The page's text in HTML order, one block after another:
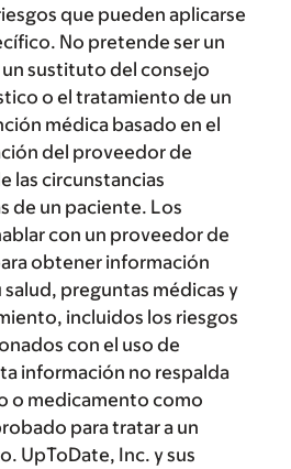
que pueden aplicarse
No pretende ser un
sustituto del consejo
o el tratamiento de un
médica basado en el
del proveedor de
las circunstancias
de un paciente. Los
con un proveedor de
obtener información
preguntas médicas y
incluidos los riesgos
con el uso de
información no respalda
o medicamento como
para tratar a un
UpToDate, Inc. y sus